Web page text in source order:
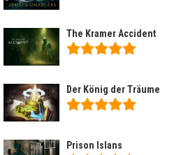
The Kramer Accident
Der König der Träume
Prison Islans